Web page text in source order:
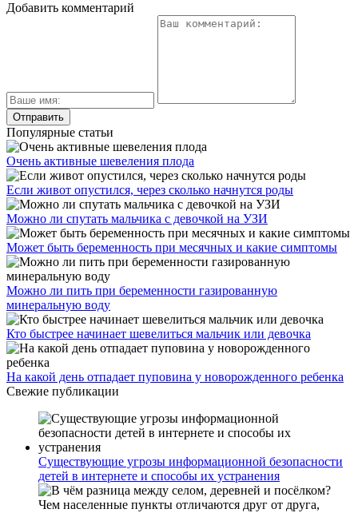
Добавить комментарий
Популярные статьи
Очень активные шевеления плода
Если живот опустился, через сколько начнутся роды
Можно ли спутать мальчика с девочкой на УЗИ
Может быть беременность при месячных и какие симптомы
Можно ли пить при беременности газированную
минеральную воду
Кто быстрее начинает шевелиться мальчик или девочка
На какой день отпадает пуповина у новорожденного ребенка
Свежие публикации
Существующие угрозы информационной безопасности
детей в интернете и способы их устранения